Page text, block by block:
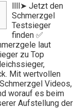
llll➤ Jetzt den
Schmerzgel
Testsieger
finden ✅
laut
zu Top
Mit wertvollen
Videos,
worauf es beim
Aufstellung der